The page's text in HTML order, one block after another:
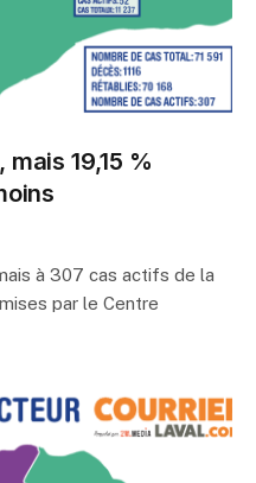
19,15 %
à 307 cas actifs de la
par le Centre